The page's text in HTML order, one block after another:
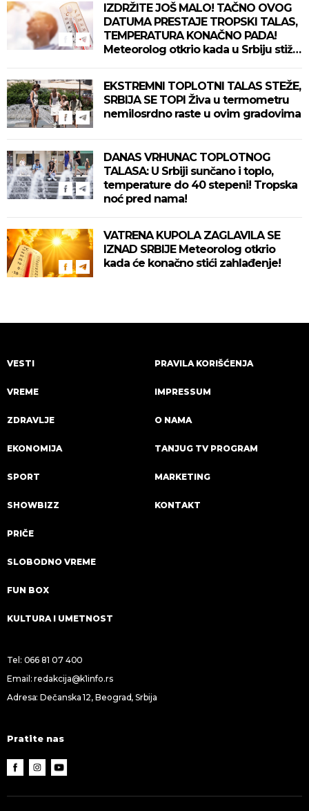
IZDRŽITE JOŠ MALO! TAČNO OVOG
DATUMA PRESTAJE TROPSKI TALAS,
TEMPERATURA KONAČNO PADA!
Meteorolog otkrio kada u Srbiju stiže
EKSTREMNI TOPLOTNI TALAS STEŽE,
SRBIJA SE TOPI Živa u termometru
nemilosrdno raste u ovim gradovima
DANAS VRHUNAC TOPLOTNOG
TALASA: U Srbiji sunčano i toplo,
temperature do 40 stepeni! Tropska
noć pred nama!
VATRENA KUPOLA ZAGLAVILA SE
IZNAD SRBIJE Meteorolog otkrio
kada će konačno stići zahlađenje!
VESTI
VREME
ZDRAVLJE
EKONOMIJA
SPORT
SHOWBIZZ
PRIČE
SLOBODNO VREME
FUN BOX
KULTURA I UMETNOST
PRAVILA KORIŠĆENJA
IMPRESSUM
O NAMA
TANJUG TV PROGRAM
MARKETING
KONTAKT
Tel: 066 81 07 400
Email:redakcija@k1info.rs
Adresa: Dečanska 12, Beograd, Srbija
Pratite nas